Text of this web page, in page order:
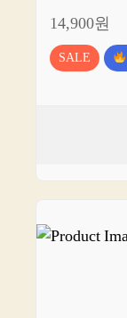
14,900원
SALE